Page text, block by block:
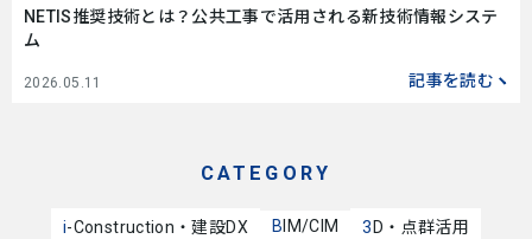
NETIS推奨技術とは？公共工事で活用される新技術情報システ
ム
2026.05.11 記事を読む
CATEGORY
i-Construction・建設DX BIM/CIM
3D・点群活用